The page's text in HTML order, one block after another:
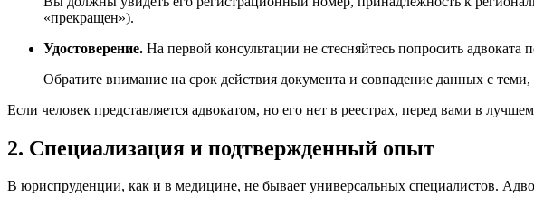
«прекращен»).
Удостоверение. На первой консультации не стесняйтесь попросить адвоката
Обратите внимание на срок действия документа и совпадение данных с теми,
Если человек представляется адвокатом, но его нет в реестрах, перед вами в
2. Специализация и подтвержденный опыт
В юриспруденции, как и в медицине, не бывает универсальных специалистов.